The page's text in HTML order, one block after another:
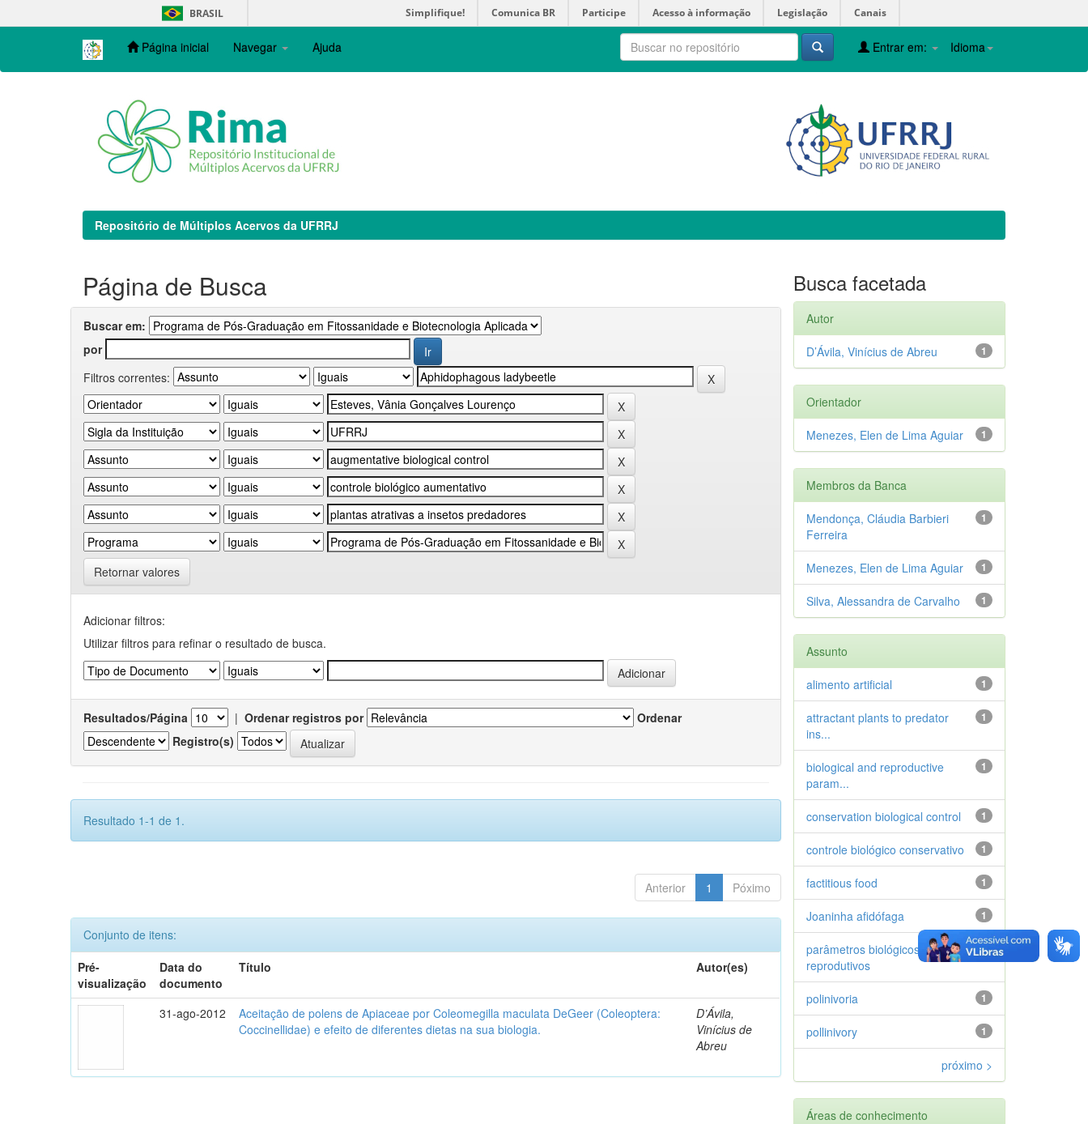
navigation
BRASIL Simplifique! Comunica BR Participe Acesso à informação Legislação Canais
Página inicial Navegar Ajuda Idioma
Entrar em:
Repositório de Múltiplos Acervos da UFRRJ
Página de Busca
Buscar em:
por
Filtros correntes:
Retornar valores
Adicionar filtros:
Utilizar filtros para refinar o resultado de busca.
Resultados/Página | Ordenar registros por
Ordenar
Registro(s)
Resultado 1-1 de 1.
Anterior 1 Póximo
Conjunto de itens:
Pré-
visualização
Data do
documento
Título Autor(es)
31-ago-2012
Aceitação de polens de Apiaceae por Coleomegilla maculata DeGeer (Coleoptera:
Coccinellidae) e efeito de diferentes dietas na sua biologia.
D’Ávila,
Vinícius de
Abreu
Busca facetada
Autor
1
D’Ávila, Vinícius de Abreu
Orientador
1
Menezes, Elen de Lima Aguiar
Membros da Banca
1
Mendonça, Cláudia Barbieri
Ferreira
1
Menezes, Elen de Lima Aguiar
1
Silva, Alessandra de Carvalho
Assunto
1
alimento artificial
1
attractant plants to predator
ins...
1
biological and reproductive
param...
1
conservation biological control
1
controle biológico conservativo
1
factitious food
1
Joaninha afidófaga
1
parâmetros biológicos e
reprodutivos
1
polinivoria
1
pollinivory
próximo >
Áreas de conhecimento